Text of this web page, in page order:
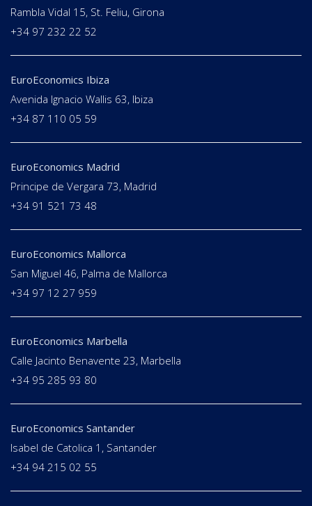
Rambla Vidal 15, St. Feliu, Girona
+34 97 232 22 52
EuroEconomics Ibiza
Avenida Ignacio Wallis 63, Ibiza
+34 87 110 05 59
EuroEconomics Madrid
Principe de Vergara 73, Madrid
+34 91 521 73 48
EuroEconomics Mallorca
San Miguel 46, Palma de Mallorca
+34 97 12 27 959
EuroEconomics Marbella
Calle Jacinto Benavente 23, Marbella
+34 95 285 93 80
EuroEconomics Santander
Isabel de Catolica 1, Santander
+34 94 215 02 55